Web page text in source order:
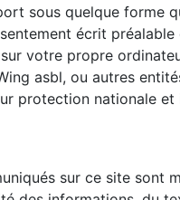
sous quelque
écrit
votre propre
asbl, ou autres
protection nationale et
sur ce site